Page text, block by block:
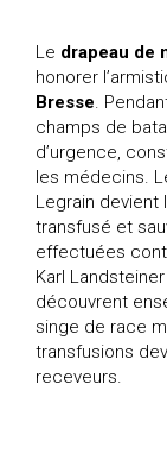
Le drapeau de
honorer
Bresse.
champs de
d’urgence,
les médecins.
Legrain
transfusé et
effectuées
Karl
découvrent
singe de race
transfusions
receveurs.